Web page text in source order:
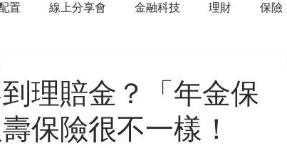
置 線上分享會 金融科技 理財 保險
理賠金？「年金保
保險很不一樣！